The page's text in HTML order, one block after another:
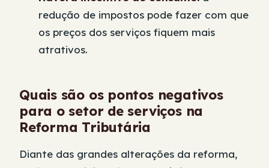
redução de impostos pode fazer com que
os preços dos serviços fiquem mais
atrativos.
Quais são os pontos negativos
para o setor de serviços na
Reforma Tributária
Diante das grandes alterações da reforma,